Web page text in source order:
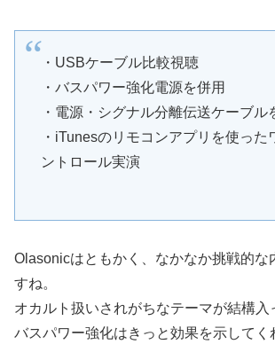
・USBケーブル比較視聴
・バスパワー強化電源を併用
・電源・シグナル分離伝送ケーブル
・iTunesのリモコンアプリを使った
ントロール実演
Olasonicはともかく、なかなか挑戦的な
すね。
オカルト扱いされがちなテーマが結構入
バスパワー強化はきっと効果を示してく